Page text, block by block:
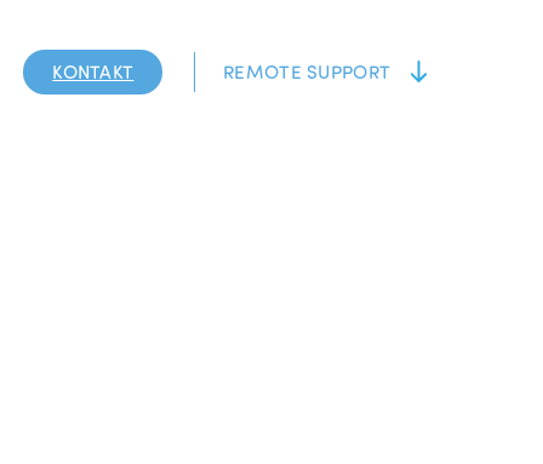
KONTAKT REMOTE SUPPORT